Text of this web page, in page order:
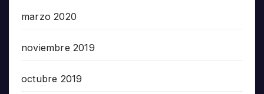
marzo 2020
noviembre 2019
octubre 2019